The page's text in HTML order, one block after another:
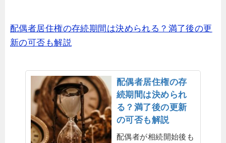
配偶者居住権の存続期間は決められる？満了後の更
新の可否も解説
配偶者居住権の存
続期間は決められ
る？満了後の更新
の可否も解説
配偶者が相続開始後も